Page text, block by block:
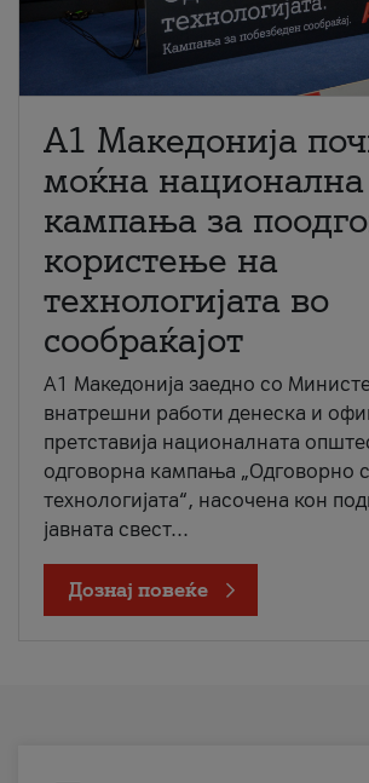
A1 Македонија
моќна национална
кампања за
користење на
технологијата во
сообраќајот
A1 Македонија заедно со
внатрешни работи денеска и
претставија националната
одговорна кампања „Одговорно
технологијата“, насочена кон
јавната свест...
Дознај повеќе